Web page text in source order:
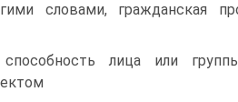
словами, гражданская
лица или